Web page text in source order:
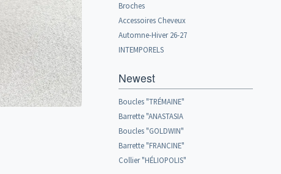
Broches
Accessoires Cheveux
Automne-Hiver 26-27
INTEMPORELS
Newest
Boucles "TRÉMAINE"
Barrette "ANASTASIA
Boucles "GOLDWIN"
Barrette "FRANCINE"
Collier "HÉLIOPOLIS"